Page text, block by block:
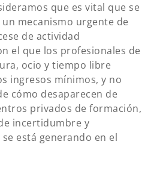
que es vital que se
mecanismo urgente de
de actividad
el que los profesionales de
ocio y tiempo libre
ingresos mínimos, y no
cómo desaparecen de
privados de formación,
incertidumbre y
está generando en el